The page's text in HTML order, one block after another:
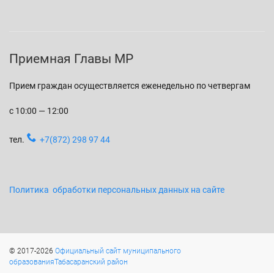
Приемная Главы МР
Прием граждан осуществляется еженедельно по четвергам
с 10:00 — 12:00
тел. +7(872) 298 97 44
Политика обработки персональных данных на сайте
© 2017-2026 Официальный сайт муниципального
образованияТабасаранский район